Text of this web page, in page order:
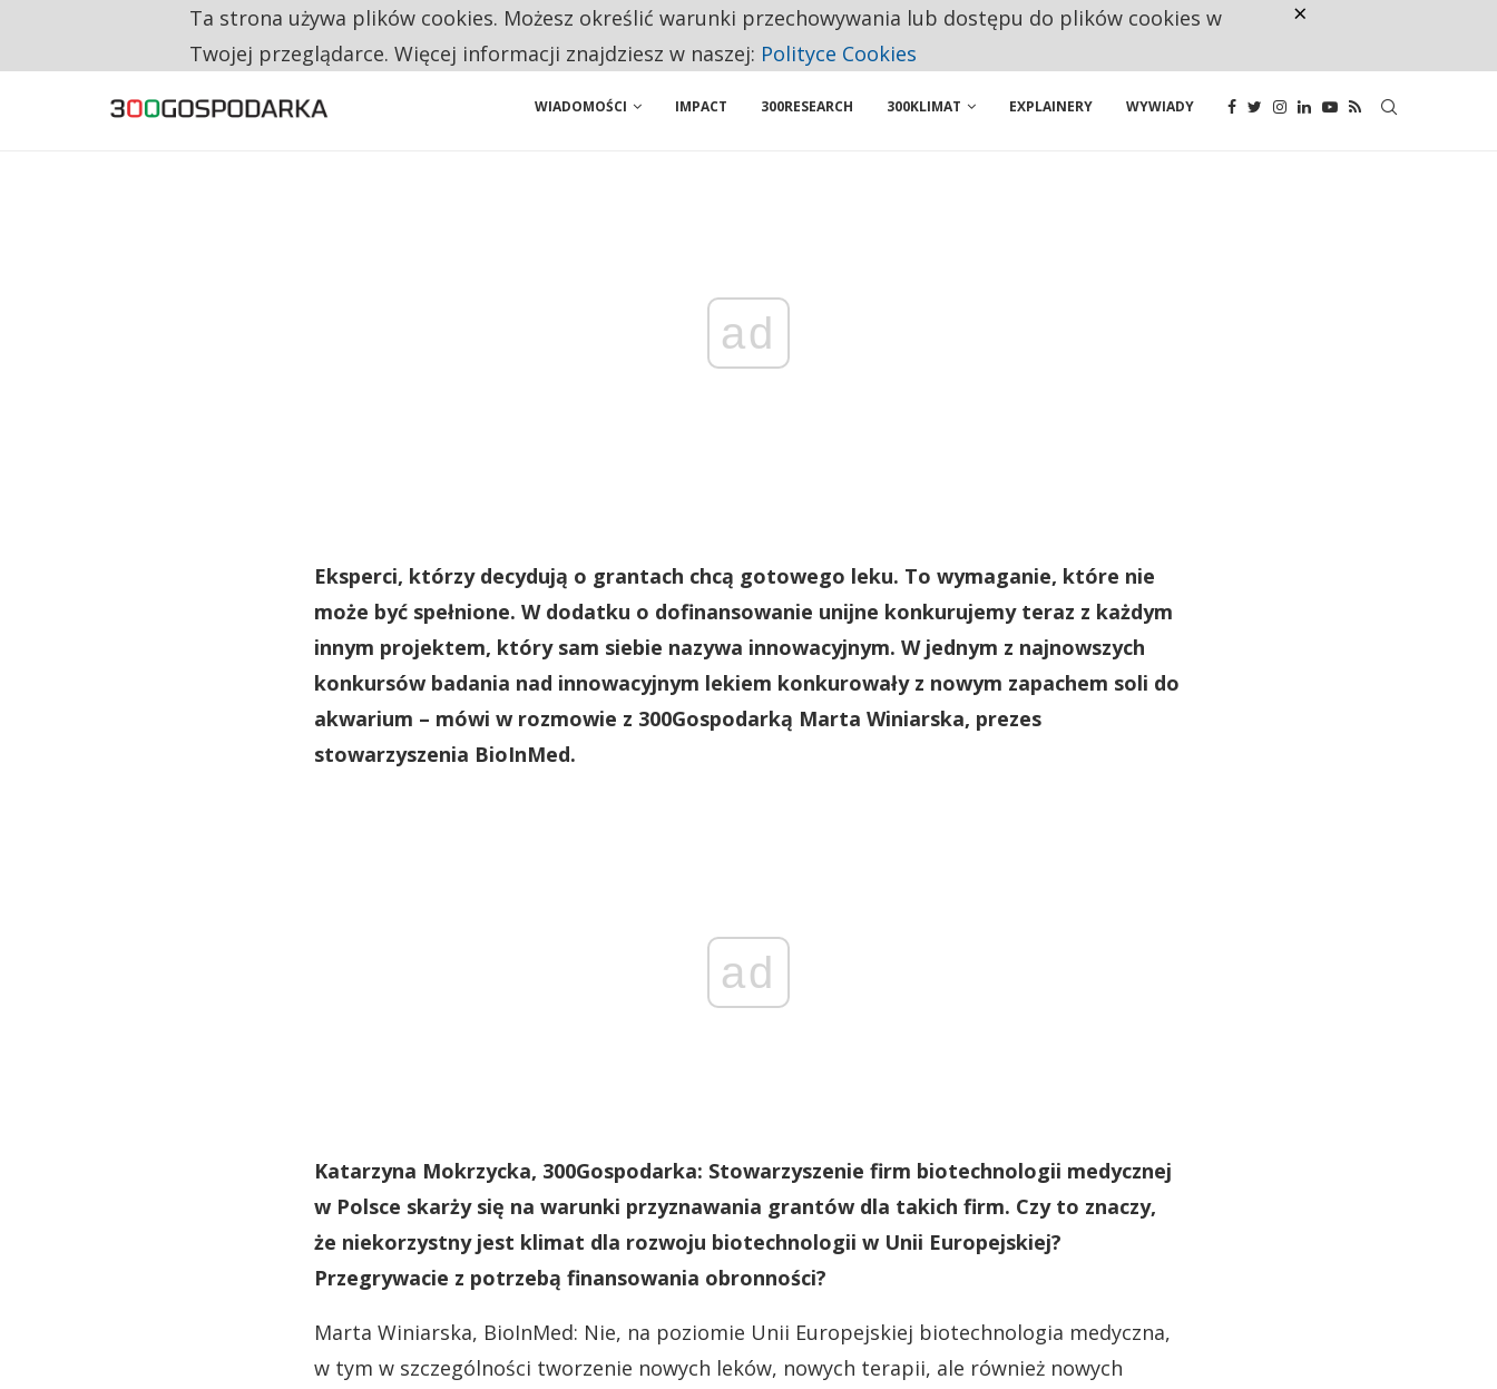
NA JEDEN WAKAT PRZYPADAJĄ 62 ZGŁOSZENIA. WIELU KANDYDATÓW NIE ROZPOCZYNA PRACY
WIADOMOŚCI IMPACT 300RESEARCH 300KLIMAT EXPLAINERY WYWIADY
ad
Eksperci, którzy decydują o grantach chcą gotowego leku. To wymaganie, które nie
może być spełnione. W dodatku o dofinansowanie unijne konkurujemy teraz z każdym
innym projektem, który sam siebie nazywa innowacyjnym. W jednym z najnowszych
konkursów badania nad innowacyjnym lekiem konkurowały z nowym zapachem soli do
akwarium – mówi w rozmowie z 300Gospodarką Marta Winiarska, prezes
stowarzyszenia BioInMed.
ad
Katarzyna Mokrzycka, 300Gospodarka: Stowarzyszenie firm biotechnologii medycznej
w Polsce skarży się na warunki przyznawania grantów dla takich firm. Czy to znaczy,
że niekorzystny jest klimat dla rozwoju biotechnologii w Unii Europejskiej?
Przegrywacie z potrzebą finansowania obronności?
Marta Winiarska, BioInMed: Nie, na poziomie Unii Europejskiej biotechnologia medyczna,
w tym w szczególności tworzenie nowych leków, nowych terapii, ale również nowych
Ta strona używa plików cookies. Możesz określić warunki przechowywania lub dostępu do plików cookies w
Twojej przeglądarce. Więcej informacji znajdziesz w naszej: Polityce Cookies
×